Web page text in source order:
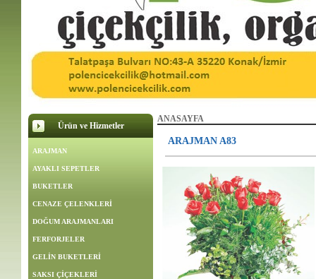
Ürün ve Hizmetler
ARAJMAN
AYAKLI SEPETLER
BUKETLER
CENAZE ÇELENKLERİ
DOĞUM ARAJMANLARI
FERFORJELER
GELİN BUKETLERİ
SAKSI ÇİÇEKLERİ
ANASAYFA
ARAJMAN A83